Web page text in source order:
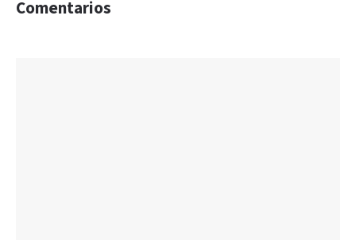
Comentarios